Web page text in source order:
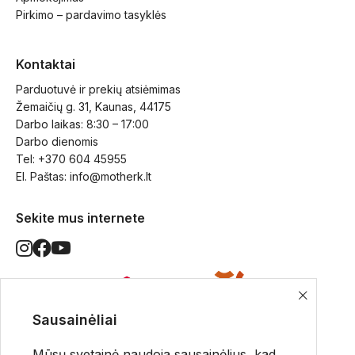
Pirkimo – pardavimo tasyklės
Kontaktai
Parduotuvė ir prekių atsiėmimas
Žemaičių g. 31, Kaunas, 44175
Darbo laikas: 8:30 – 17:00
Darbo dienomis
Tel: +370 604 45955
El. Paštas: info@motherk.lt
Sekite mus internete
Sausainėliai